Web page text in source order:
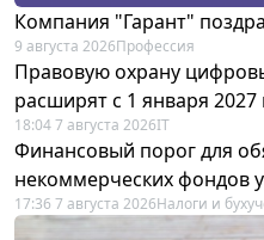
Компания "Гарант"
9 августа 2026Профессия
Правовую охрану
расширят с 1 января 2027
18:04 7 августа 2026IT
Финансовый порог для
некоммерческих фондов
17:36 7 августа 2026Налоги и